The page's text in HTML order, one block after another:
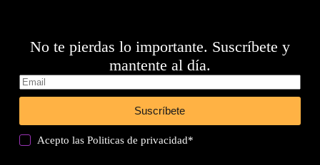
No te pierdas lo importante. Suscríbete y
mantente al día.
Suscríbete
Acepto lasPoliticas de privacidad*